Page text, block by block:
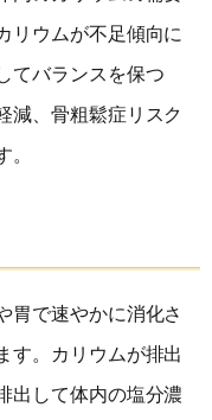
リウムが不足傾向に
てバランスを保つ
減、骨粗鬆症リスク
。
胃で速やかに消化さ
す。カリウムが排出
出して体内の塩分濃